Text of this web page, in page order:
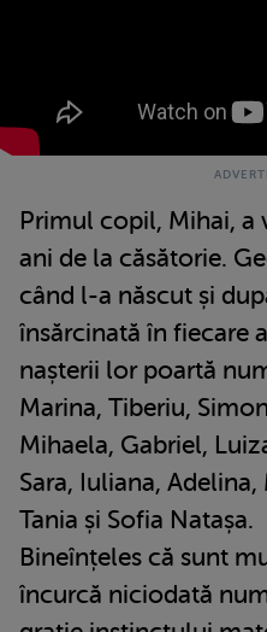
Primul copil, Mihai, a
ani de la căsătorie.
când l-a născut și
însărcinată în fiecare
nașterii lor poartă
Marina, Tiberiu,
Mihaela, Gabriel,
Sara, Iuliana,
Tania și Sofia Natașa.
Bineînțeles că sunt
încurcă niciodată